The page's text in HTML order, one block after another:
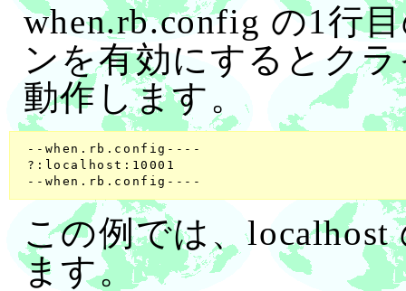
when.rb.config の1行
ンを有効にするとク
動作します。
--when.rb.config----
?:localhost:10001
この例では、
ます。